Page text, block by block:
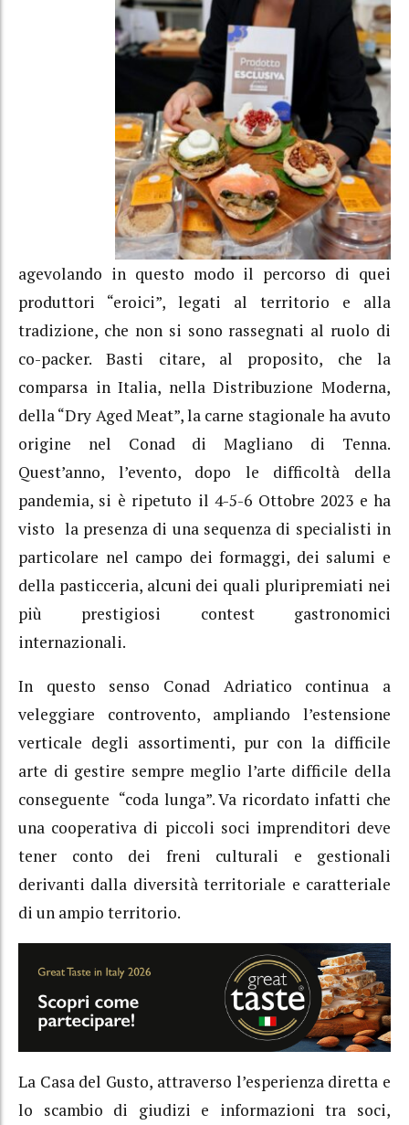
agevolando in questo modo il percorso di quei
produttori “eroici”, legati al territorio e alla
tradizione, che non si sono rassegnati al ruolo di
co-packer. Basti citare, al proposito, che la
comparsa in Italia, nella Distribuzione Moderna,
della “Dry Aged Meat”, la carne stagionale ha avuto
origine nel Conad di Magliano di Tenna.
Quest’anno, l’evento, dopo le difficoltà della
pandemia, si è ripetuto il 4-5-6 Ottobre 2023 e ha
visto la presenza di una sequenza di specialisti in
particolare nel campo dei formaggi, dei salumi e
della pasticceria, alcuni dei quali pluripremiati nei
più prestigiosi contest gastronomici
internazionali.
In questo senso Conad Adriatico continua a
veleggiare controvento, ampliando l’estensione
verticale degli assortimenti, pur con la difficile
arte di gestire sempre meglio l’arte difficile della
conseguente “coda lunga”. Va ricordato infatti che
una cooperativa di piccoli soci imprenditori deve
tener conto dei freni culturali e gestionali
derivanti dalla diversità territoriale e caratteriale
di un ampio territorio.
La Casa del Gusto, attraverso l’esperienza diretta e
lo scambio di giudizi e informazioni tra soci,